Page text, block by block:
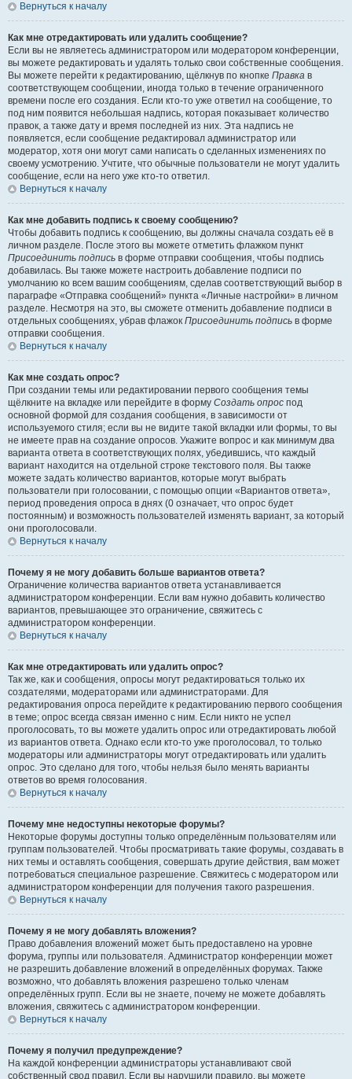
Вернуться к началу
Как мне отредактировать или удалить сообщение?
Если вы не являетесь администратором или модератором конференции,
вы можете редактировать и удалять только свои собственные сообщения.
Вы можете перейти к редактированию, щёлкнув по кнопке Правка в
соответствующем сообщении, иногда только в течение ограниченного
времени после его создания. Если кто-то уже ответил на сообщение, то
под ним появится небольшая надпись, которая показывает количество
правок, а также дату и время последней из них. Эта надпись не
появляется, если сообщение редактировал администратор или
модератор, хотя они могут сами написать о сделанных изменениях по
своему усмотрению. Учтите, что обычные пользователи не могут удалить
сообщение, если на него уже кто-то ответил.
Вернуться к началу
Как мне добавить подпись к своему сообщению?
Чтобы добавить подпись к сообщению, вы должны сначала создать её в
личном разделе. После этого вы можете отметить флажком пункт
Присоединить подпись в форме отправки сообщения, чтобы подпись
добавилась. Вы также можете настроить добавление подписи по
умолчанию ко всем вашим сообщениям, сделав соответствующий выбор в
параграфе «Отправка сообщений» пункта «Личные настройки» в личном
разделе. Несмотря на это, вы сможете отменить добавление подписи в
отдельных сообщениях, убрав флажок Присоединить подпись в форме
отправки сообщения.
Вернуться к началу
Как мне создать опрос?
При создании темы или редактировании первого сообщения темы
щёлкните на вкладке или перейдите в форму Создать опрос под
основной формой для создания сообщения, в зависимости от
используемого стиля; если вы не видите такой вкладки или формы, то вы
не имеете прав на создание опросов. Укажите вопрос и как минимум два
варианта ответа в соответствующих полях, убедившись, что каждый
вариант находится на отдельной строке текстового поля. Вы также
можете задать количество вариантов, которые могут выбрать
пользователи при голосовании, с помощью опции «Вариантов ответа»,
период проведения опроса в днях (0 означает, что опрос будет
постоянным) и возможность пользователей изменять вариант, за который
они проголосовали.
Вернуться к началу
Почему я не могу добавить больше вариантов ответа?
Ограничение количества вариантов ответа устанавливается
администратором конференции. Если вам нужно добавить количество
вариантов, превышающее это ограничение, свяжитесь с
администратором конференции.
Вернуться к началу
Как мне отредактировать или удалить опрос?
Так же, как и сообщения, опросы могут редактироваться только их
создателями, модераторами или администраторами. Для
редактирования опроса перейдите к редактированию первого сообщения
в теме; опрос всегда связан именно с ним. Если никто не успел
проголосовать, то вы можете удалить опрос или отредактировать любой
из вариантов ответа. Однако если кто-то уже проголосовал, то только
модераторы или администраторы могут отредактировать или удалить
опрос. Это сделано для того, чтобы нельзя было менять варианты
ответов во время голосования.
Вернуться к началу
Почему мне недоступны некоторые форумы?
Некоторые форумы доступны только определённым пользователям или
группам пользователей. Чтобы просматривать такие форумы, создавать в
них темы и оставлять сообщения, совершать другие действия, вам может
потребоваться специальное разрешение. Свяжитесь с модератором или
администратором конференции для получения такого разрешения.
Вернуться к началу
Почему я не могу добавлять вложения?
Право добавления вложений может быть предоставлено на уровне
форума, группы или пользователя. Администратор конференции может
не разрешить добавление вложений в определённых форумах. Также
возможно, что добавлять вложения разрешено только членам
определённых групп. Если вы не знаете, почему не можете добавлять
вложения, свяжитесь с администратором конференции.
Вернуться к началу
Почему я получил предупреждение?
На каждой конференции администраторы устанавливают свой
собственный свод правил. Если вы нарушили правило, вы можете